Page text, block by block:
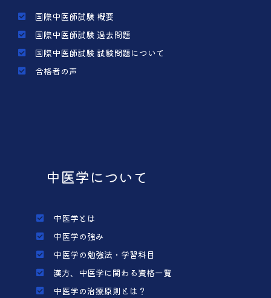
国際中医師試験 概要
国際中医師試験 過去問題
国際中医師試験 試験問題について
合格者の声
中医学について
中医学とは
中医学の強み
中医学の勉強法・学習科目
漢方、中医学に関わる資格一覧
中医学の治療原則とは？